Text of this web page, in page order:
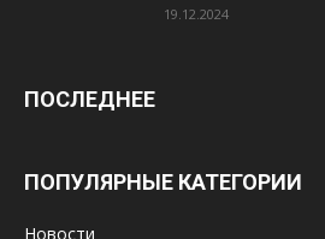
19.12.2024
ПОСЛЕДНЕЕ
ПОПУЛЯРНЫЕ КАТЕГОРИИ
Новости